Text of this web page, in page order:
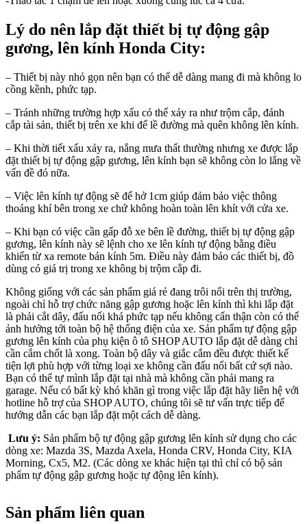
Lý do nên lắp đặt thiết bị tự động gập
gương, lên kính Honda City:
– Thiết bị này nhỏ gọn nên bạn có thể dễ dàng mang đi mà không lo
cồng kềnh, phức tạp.
– Tránh những trường hợp xấu có thể xảy ra như trộm cắp, đánh
cắp tài sản, thiết bị trên xe khi để lề đường mà quên không lên kính.
– Khi thời tiết xấu xảy ra, nắng mưa thất thường nhưng xe được lắp
đặt thiết bị tự động gập gương, lên kính bạn sẽ không còn lo lắng về
vấn đề đó nữa.
– Việc lên kính tự động sẽ để hở 1cm giúp đảm bảo việc thông
thoáng khí bên trong xe chứ không hoàn toàn lên khít với cửa xe.
– Khi bạn có việc cần gấp đỗ xe bên lề đường, thiết bị tự động gập
gương, lên kính này sẽ lệnh cho xe lên kính tự động bằng điều
khiển từ xa remote bán kính 5m. Điều này đảm bảo các thiết bị, đồ
dùng có giá trị trong xe không bị trộm cắp đi.
Không giống với các sản phẩm giá rẻ đang trôi nổi trên thị trường,
ngoài chỉ hỗ trợ chức năng gập gương hoặc lên kính thì khi lắp đặt
là phải cắt dây, đấu nối khá phức tạp nếu không cẩn thận còn có thể
ảnh hưởng tới toàn bộ hệ thống điện của xe. Sản phẩm tự động gập
gương lên kính của phụ kiện ô tô SHOP AUTO lắp đặt dễ dàng chỉ
cần cắm chốt là xong. Toàn bộ dây và giắc cắm đều được thiết kế
tiện lợi phù hợp với từng loại xe không cần đấu nối bất cứ sợi nào.
Bạn có thể tự mình lắp đặt tại nhà mà không cần phải mang ra
garage. Nếu có bất kỳ khó khăn gì trong việc lắp đặt hãy liên hệ với
hotline hỗ trợ của SHOP AUTO, chúng tôi sẽ tư vấn trực tiếp để
hướng dẫn các bạn lắp đặt một cách dễ dàng.
Lưu ý: Sản phẩm bộ tự động gập gương lên kính sử dụng cho các
dòng xe: Mazda 3S, Mazda Axela, Honda CRV, Honda City, KIA
Morning, Cx5, M2. (Các dòng xe khác hiện tại thì chỉ có bộ sản
phẩm tự động gập gương hoặc tự động lên kính).
Sản phẩm liên quan